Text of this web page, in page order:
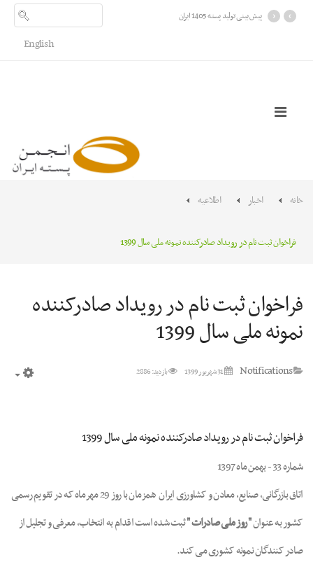
پیش بینی تولید پسته 1405 ایران ›
‹
English
خانه اخبار اطلاعیه
فراخوان ثبت نام در رویداد صادرکننده نمونه ملی سال 1399
فراخوان ثبت نام در رویداد صادرکننده
نمونه ملی سال 1399
Notifications 31 شهریور 1399 بازدید: 2886
فراخوان ثبت نام در رویداد صادرکننده نمونه ملی سال 1399
شماره 33 - بهمن ماه 1397
اتاق بازرگانی، صنایع، معادن و کشاورزی ایران همزمان با روز 29 مهرماه که در تقویم رسمی
کشور به عنوان" روز ملی صادرات "ثبت شده است اقدام به انتخاب، معرفی و تجلیل از
صادر کنندگان نمونه کشوری می کند.